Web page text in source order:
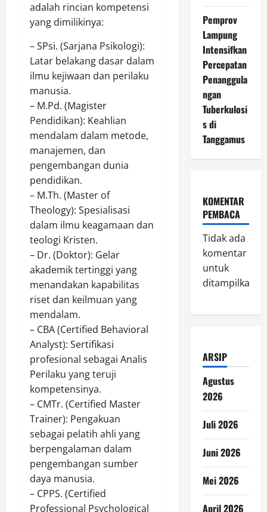
adalah rincian kompetensi
yang dimilikinya:
– SPsi. (Sarjana Psikologi):
Latar belakang dasar dalam
ilmu kejiwaan dan perilaku
manusia.
– M.Pd. (Magister
Pendidikan): Keahlian
mendalam dalam metode,
manajemen, dan
pengembangan dunia
pendidikan.
– M.Th. (Master of
Theology): Spesialisasi
dalam ilmu keagamaan dan
teologi Kristen.
– Dr. (Doktor): Gelar
akademik tertinggi yang
menandakan kapabilitas
riset dan keilmuan yang
mendalam.
– CBA (Certified Behavioral
Analyst): Sertifikasi
profesional sebagai Analis
Perilaku yang teruji
kompetensinya.
– CMTr. (Certified Master
Trainer): Pengakuan
sebagai pelatih ahli yang
berpengalaman dalam
pengembangan sumber
daya manusia.
– CPPS. (Certified
Professional Psychological
Pemprov
Lampung
Intensifkan
Percepatan
Penanggula
ngan
Tuberkulosi
s di
Tanggamus
KOMENTAR
PEMBACA
Tidak ada
komentar
untuk
ditampilkan.
ARSIP
Agustus
2026
Juli 2026
Juni 2026
Mei 2026
April 2026